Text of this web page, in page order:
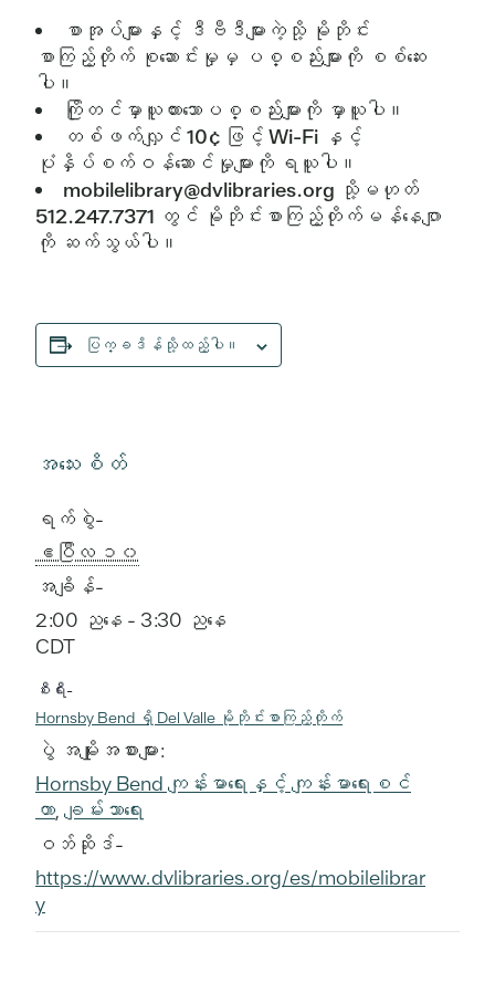
စာအုပ်များနှင့် ဒီဗီဒီများကဲ့သို့ မိုဘိုင်း
စာကြည့်တိုက် စုဆောင်းမှုမှ ပစ္စည်းများကို စစ်ဆေး
ပါ။
ကြိုတင်မှာယူထားသောပစ္စည်းများကို မှာယူပါ။
တစ်ဖက်လျှင် 10¢ ဖြင့် Wi-Fi နှင့်
ပုံနှိပ်စက်ဝန်ဆောင်မှုများကို ရယူပါ။
mobilelibrary@dvlibraries.org သို့မဟုတ်
512.247.7371 တွင် မိုဘိုင်းစာကြည့်တိုက်မန်နေဂျာ
ကို ဆက်သွယ်ပါ။
ပြက္ခဒိန်သို့ထည့်ပါ။
အသေးစိတ်
ရက်စွဲ-
ဧပြီလ ၁၀
အချိန်-
2:00 ညနေ - 3:30 ညနေ
CDT
စီးရီး-
Hornsby Bend ရှိ Del Valle မိုဘိုင်းစာကြည့်တိုက်
ပွဲ အမျိုးအစားများ:
Hornsby Bend ကျန်းမာရေးနှင့် ကျန်းမာရေးစင်
တာ, ချမ်းသာရေး
ဝဘ်ဆိုဒ်-
https://www.dvlibraries.org/es/mobilelibrar
y